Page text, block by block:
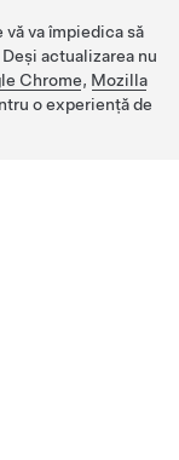
va împiedica să
actualizarea nu
Chrome, Mozilla
o experiență de